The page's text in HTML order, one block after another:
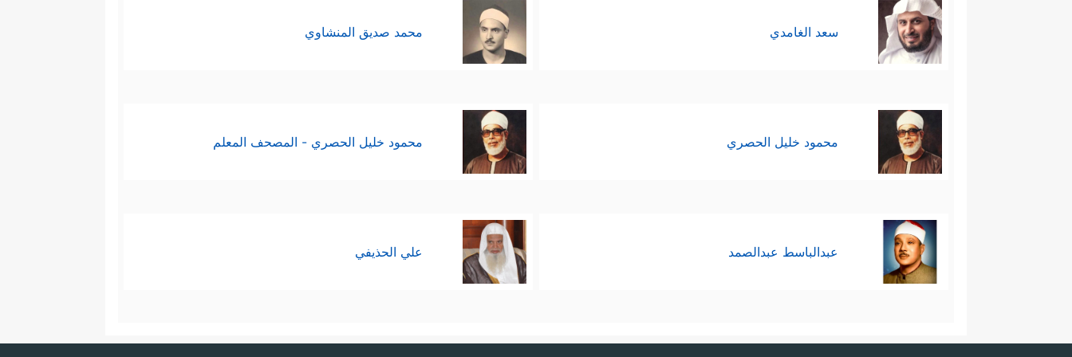
وهي أمَّهات القرآن ومحكماته، وكلُّ حكمٍ فرعي لابد أن يأتي متَّسِقًا مع هذه الأصول، فإن خالَفَها فاعلم أن هناك مشكلة
في الفهم والاستنباط وليس في أصل الحكم، وهذا هو معنى قول العلماء: إنما يُعرفُ المتشابه بردِّه إلى المُحكَم، والله
سعد الغامدي محمد صديق المنشاوي
محمود خليل الحصري محمود خليل الحصري - المصحف المعلم
عبدالباسط عبدالصمد علي الحذيفي